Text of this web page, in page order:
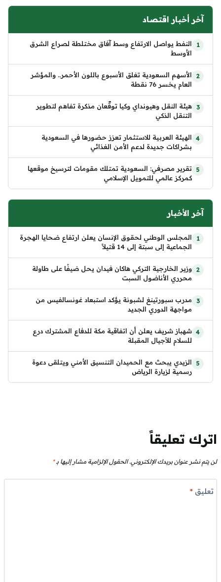
آخر أخبار اقتصاد
النفط يواصل الارتفاع وسط آفاق مختلطة لصراع الشرق
الأوسط
الأسهم السعودية تغلق الأسبوع باللون الأحمر.. والمؤشر
العام يخسر 76 نقطة
هيئة النقل وهيونداي وكيا توقّعان مذكرة تفاهم لتطوير
التنقل الذكي
الهيئة العربية للاستثمار تعزز حضورها في السعودية
بشراكات جديدة لدعم الأمن الغذائي
تقرير مصرفي: السعودية تمتلك مقومات لترسيخ موقعها
كمركز عالمي للتمويل الإسلامي
آخر الأخبار
المجلس الوطني لحقوق الإنسان يعلن ارتفاع ضحايا الهجرة
الجماعية إلى سبتة إلى 14 قتيلاً
وزير الخارجية التركي هاكان فيدان يحل ضيفًا على طاولة
محرري الأناضول السبت
مدرب سبورتينغ لشبونة يؤكد استبعاد غونسالفيس من
مواجهة الدوري الجديد
شهباز شريف يعلن أن اتفاقية مكة للدفاع المشترك درع
للسلام للأجيال المقبلة
الزيدي يبحث مع الحميدان التنسيق الأمني ويتلقى دعوة
رسمية لزيارة الرياض
اترك تعليقاً
لن يتم نشر عنوان بريدك الإلكتروني. الحقول الإلزامية مشار إليها بـ*
تعليق*